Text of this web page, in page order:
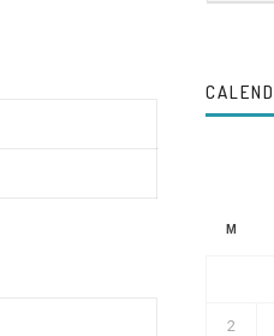
M
2